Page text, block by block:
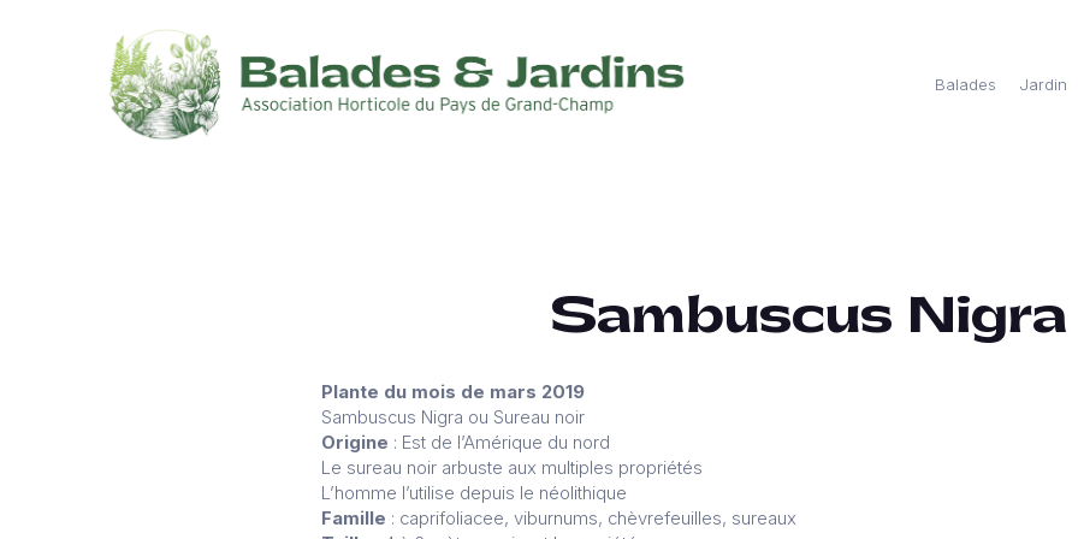
Balades Jardin
Sambuscus Nigra
Plante du mois de mars 2019
Sambuscus Nigra ou Sureau noir
Origine : Est de l’Amérique du nord
Le sureau noir arbuste aux multiples propriétés
L’homme l’utilise depuis le néolithique
Famille : caprifoliacee, viburnums, chèvrefeuilles, sureaux